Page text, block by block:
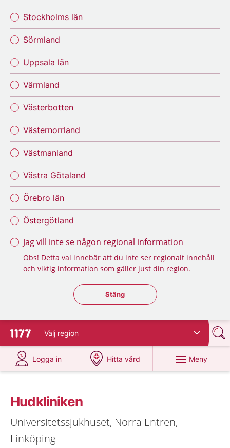
Stockholms län
Sörmland
Uppsala län
Värmland
Västerbotten
Västernorrland
Västmanland
Västra Götaland
Örebro län
Östergötland
Jag vill inte se någon regional information
Obs! Detta val innebär att du inte ser regionalt innehåll
och viktig information som gäller just din region.
Stäng regionsväljaren
Stäng
Till startsidan för 1177
Välj region
Logga in
på 1177.se
Hitta vård
på 1177.se
Meny
Hudkliniken
Universitetssjukhuset, Norra Entren,
Linköping